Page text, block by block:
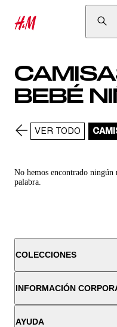
BEBÉ
VER TODO
No hemos encontrado
palabra.
COLECCIONES
INFORMACIÓN
AYUDA